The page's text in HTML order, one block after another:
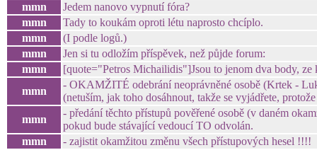
mmn
Jedem nanovo vypnutí fóra?
mmn
Tady to koukám oproti létu naprosto chcíplo.
mmn
(I podle logů.)
mmn
Jen si tu odložím příspěvek, než půjde forum:
mmn
[quote="Petros Michailidis"]Jsou to jenom dva body,
mmn
- OKAMŽITÉ odebrání neoprávněné osobě (Krtek -
(netuším, jak toho dosáhnout, takže se vyjádřete,
mmn
- předání těchto přístupů pověřené osobě (v daném
pokud bude stávající vedoucí TO odvolán.
mmn
- zajistit okamžitou změnu všech přístupových hesel !!!!